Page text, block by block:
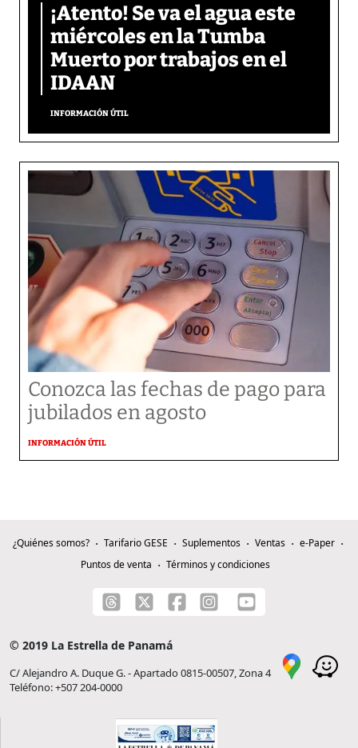
¡Atento! Se va el agua este
miércoles en la Tumba
Muerto por trabajos en el
IDAAN
INFORMACIÓN ÚTIL
Conozca las fechas de pago para
jubilados en agosto
INFORMACIÓN ÚTIL
¿Quiénes somos? Tarifario GESE Suplementos Ventas
e-Paper
Puntos de venta
Términos y condiciones
© 2019 La Estrella de Panamá
C/ Alejandro A. Duque G. - Apartado 0815-00507, Zona 4
Teléfono: +507 204-0000